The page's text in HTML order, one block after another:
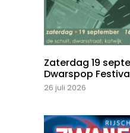
Zaterdag 19
Dwarspop
26 juli 2026